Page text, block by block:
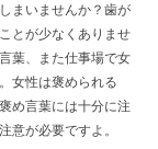
まいませんか？歯が
とが少なくありませ
葉、また仕事場で女
女性は褒められる
め言葉には十分に注
意が必要ですよ。